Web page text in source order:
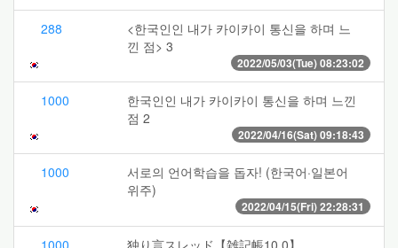
288
<한국인인 내가 카이카이 통신을 하며 느
낀 점> 3
2022/05/03(Tue) 08:23:02
1000
한국인인 내가 카이카이 통신을 하며 느낀
점 2
2022/04/16(Sat) 09:18:43
1000
서로의 언어학습을 돕자! (한국어·일본어
위주)
2022/04/15(Fri) 22:28:31
1000 独り言スレッド【雑記帳10.0】